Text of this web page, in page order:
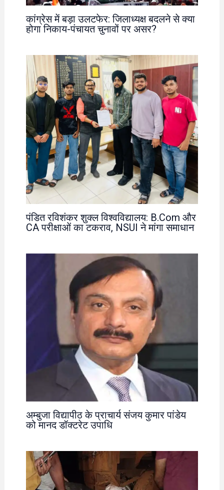
कांग्रेस में बड़ा उलटफेर: जिलाध्यक्ष बदलने से क्या
होगा निकाय-पंचायत चुनावों पर असर?
पंडित रविशंकर शुक्ल विश्वविद्यालय: B.Com और
CA परीक्षाओं का टकराव, NSUI ने मांगा समाधान
अम्बुजा विद्यापीठ के प्राचार्य संजय कुमार पांडेय
को मानद डॉक्टरेट उपाधि